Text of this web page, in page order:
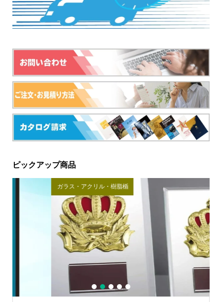
ピックアップ商品
ガラス・アクリル・樹脂楯
1 2 3 4 5